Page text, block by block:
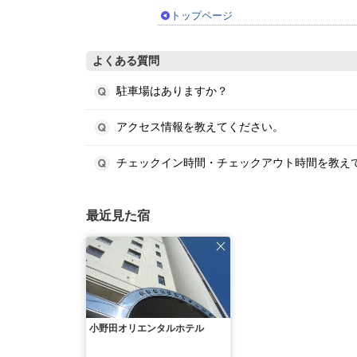
トップページ
よくある質問
駐車場はありますか？
アクセス情報を教えてください。
チェックイン時間・チェックアウト時間を教え
最近見た宿
小野田オリエンタルホテル